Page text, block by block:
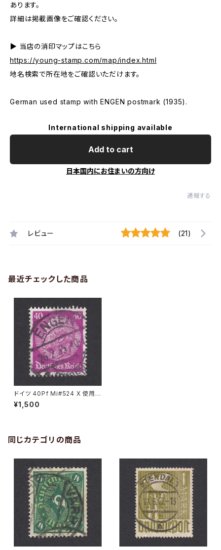
あります。
詳細は掲載画像をご確認ください。
▶ 当店の消印マップはこちら
https://young-stamp.com/map/index.html
地名検索で所在地をご確認いただけます。
German used stamp with ENGEN postmark (1935).
International shipping available
Add to cart
日本国内にお住まいの方向け
通報する
レビュー (21)
最近チェックした商品
ドイツ 40Pf Mi#524 X 使用済
み切手｜ENGEN 26.2.1935
¥1,500
同じカテゴリの商品